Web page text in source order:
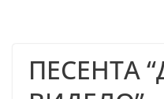
ПЕСЕНТА